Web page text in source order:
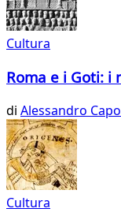
Cultura
Roma e i Goti:
di Alessandro
Cultura